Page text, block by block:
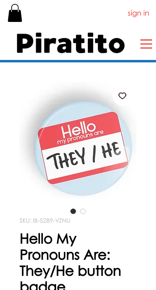
sign in
SKU: IB-52B9-VZNU
Hello My
Pronouns Are:
They/He button
badge